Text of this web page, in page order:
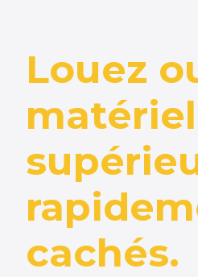
Louez
cachés.